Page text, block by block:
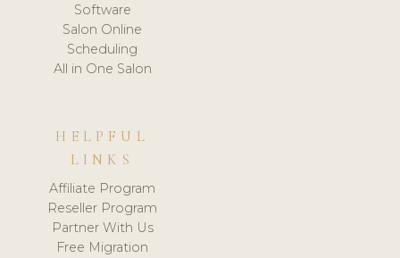
Software
Salon Online
Scheduling
All in One Salon
HELPFUL
LINKS
Affiliate Program
Reseller Program
Partner With Us
Free Migration